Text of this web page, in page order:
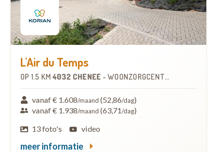
L'Air du Temps
OP 1.5 KM 4032 CHÊNEE - WOONZORGCENTRUM (WZC)
vanaf € 1.608/maand (52,86/dag)
vanaf € 1.938/maand (63,71/dag)
13 foto's
video
meer informatie